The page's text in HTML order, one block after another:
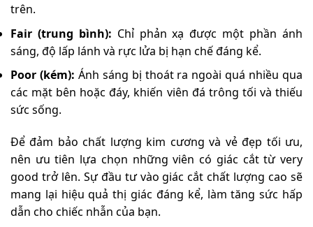
trên.
Fair (trung bình): Chỉ phản xạ được một phần ánh
sáng, độ lấp lánh và rực lửa bị hạn chế đáng kể.
Poor (kém): Ánh sáng bị thoát ra ngoài quá nhiều qua
các mặt bên hoặc đáy, khiến viên đá trông tối và thiếu
sức sống.
Để đảm bảo chất lượng kim cương và vẻ đẹp tối ưu,
nên ưu tiên lựa chọn những viên có giác cắt từ very
good trở lên. Sự đầu tư vào giác cắt chất lượng cao sẽ
mang lại hiệu quả thị giác đáng kể, làm tăng sức hấp
dẫn cho chiếc nhẫn của bạn.